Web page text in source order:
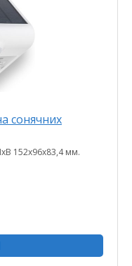
сонячних
152х96х83,4 мм.